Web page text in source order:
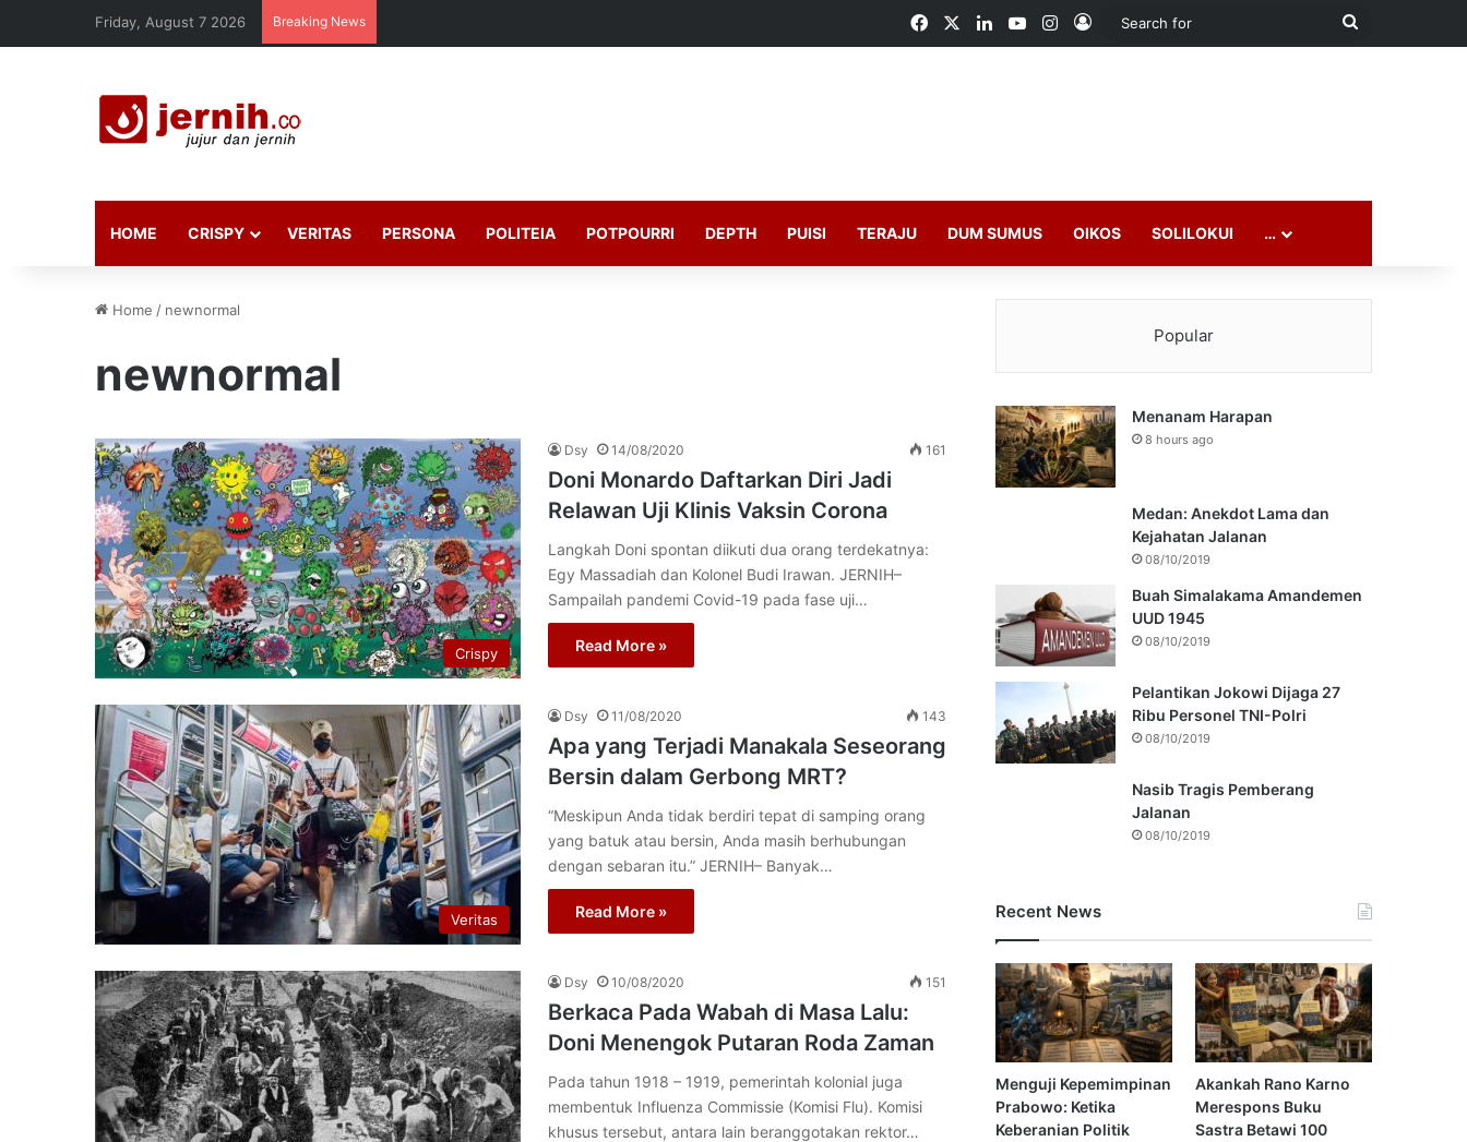
Friday, August 7 2026 Breaking News FacebookLinkedInYouTubeInstagram
Log In
Search
HOME CRISPY VERITAS PERSONA POLITEIA POTPOURRI DEPTH PUISI TERAJU DUM SUMUS OIKOS SOLILOKUI …
Home / newnormal
newnormal
Crispy
Dsy 14/08/2020 161
Doni Monardo Daftarkan Diri Jadi
Relawan Uji Klinis Vaksin Corona
Langkah Doni spontan diikuti dua orang terdekatnya:
Egy Massadiah dan Kolonel Budi Irawan. JERNIH–
Sampailah pandemi Covid-19 pada fase uji…
Read More »
Veritas
Dsy 11/08/2020 143
Apa yang Terjadi Manakala Seseorang
Bersin dalam Gerbong MRT?
“Meskipun Anda tidak berdiri tepat di samping orang
yang batuk atau bersin, Anda masih berhubungan
dengan sebaran itu.” JERNIH– Banyak…
Read More »
Dsy 10/08/2020 151
Berkaca Pada Wabah di Masa Lalu:
Doni Menengok Putaran Roda Zaman
Pada tahun 1918 – 1919, pemerintah kolonial juga
membentuk Influenza Commissie (Komisi Flu). Komisi
khusus tersebut, antara lain beranggotakan rektor…
Popular
Menanam Harapan
8 hours ago
Medan: Anekdot Lama dan
Kejahatan Jalanan
08/10/2019
Buah Simalakama Amandemen
UUD 1945
08/10/2019
Pelantikan Jokowi Dijaga 27
Ribu Personel TNI-Polri
08/10/2019
Nasib Tragis Pemberang
Jalanan
08/10/2019
Recent News
Menguji Kepemimpinan
Prabowo: Ketika
Keberanian Politik
Akankah Rano Karno
Merespons Buku
Sastra Betawi 100